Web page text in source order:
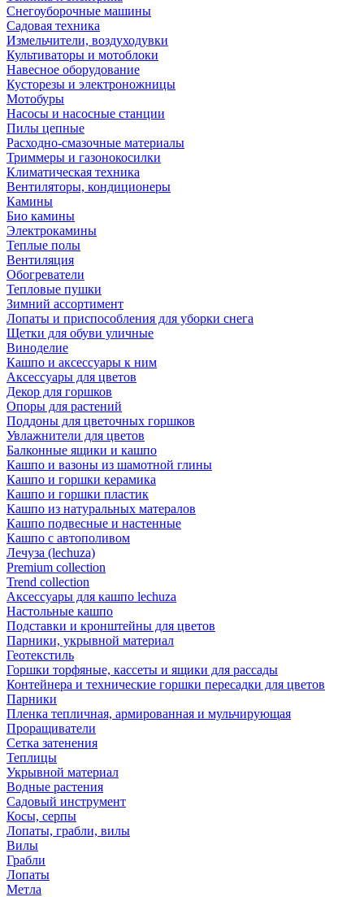
Снегоуборочные машины
Садовая техника
Измельчители, воздуходувки
Культиваторы и мотоблоки
Навесное оборудование
Кусторезы и электроножницы
Мотобуры
Насосы и насосные станции
Пилы цепные
Расходно-смазочные материалы
Триммеры и газонокосилки
Климатическая техника
Вентиляторы, кондиционеры
Камины
Био камины
Электрокамины
Теплые полы
Вентиляция
Обогреватели
Тепловые пушки
Зимний ассортимент
Лопаты и приспособления для уборки снега
Щетки для обуви уличные
Виноделие
Кашпо и аксессуары к ним
Аксессуары для цветов
Декор для горшков
Опоры для растений
Поддоны для цветочных горшков
Увлажнители для цветов
Балконные ящики и кашпо
Кашпо и вазоны из шамотной глины
Кашпо и горшки керамика
Кашпо и горшки пластик
Кашпо из натуральных матералов
Кашпо подвесные и настенные
Кашпо с автополивом
Лечуза (lechuza)
Premium collection
Trend collection
Аксессуары для кашпо lechuza
Настольные кашпо
Подставки и кронштейны для цветов
Парники, укрывной материал
Геотекстиль
Горшки торфяные, кассеты и ящики для рассады
Контейнера и технические горшки пересадки для цветов
Парники
Пленка тепличная, армированная и мульчирующая
Проращиватели
Сетка затенения
Теплицы
Укрывной материал
Водные растения
Садовый инструмент
Косы, серпы
Лопаты, грабли, вилы
Вилы
Грабли
Лопаты
Метла